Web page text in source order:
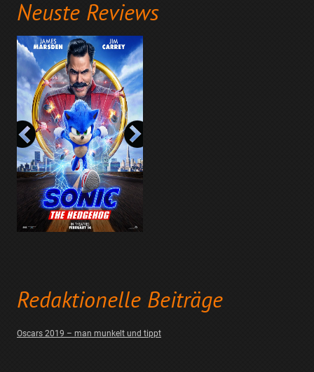
Neuste Reviews
Redaktionelle Beiträge
Oscars 2019 – man munkelt und tippt